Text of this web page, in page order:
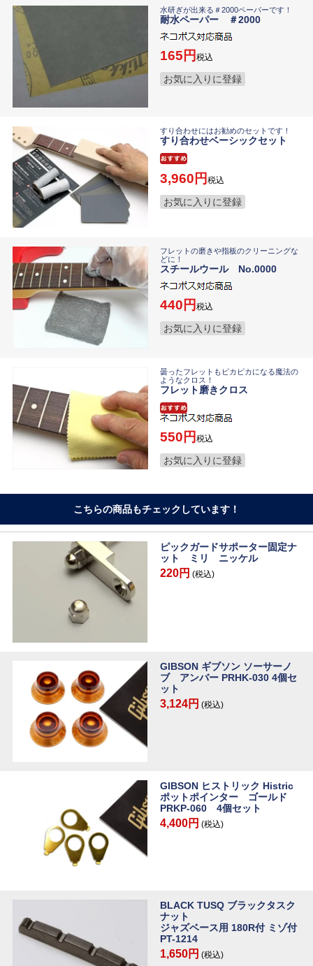
水研ぎが出来る＃2000ペーパーです！
耐水ペーパー ＃2000
165 税込
お気に入りに登録
すり合わせにはお勧めのセットです！
すり合わせベーシックセット
3,960 税込
お気に入りに登録
フレットの磨きや指板のクリーニングな
どに！
スチールウール No.0000
440 税込
お気に入りに登録
曇ったフレットもピカピカになる魔法の
ようなクロス！
フレット磨きクロス
550 税込
お気に入りに登録
こちらの商品もチェックしています！
ピックガードサポーター固定ナ
ット ミリ ニッケル
220円 (税込)
GIBSON ギブソン ソーサーノ
ブ アンバー PRHK-030 4個セ
ット
3,124円 (税込)
GIBSON ヒストリック Histric
ポットポインター ゴールド
PRKP-060 4個セット
4,400円 (税込)
BLACK TUSQ ブラックタスク
ナット
ジャズベース用 180R付 ミゾ付
PT-1214
1,650円 (税込)